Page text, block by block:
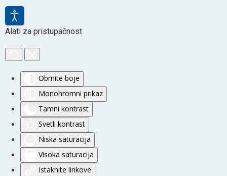
Alati za pristupačnost
Obrnite boje
Monohromni prikaz
Tamni kontrast
Svetli kontrast
Niska saturacija
Visoka saturacija
Istaknite linkove